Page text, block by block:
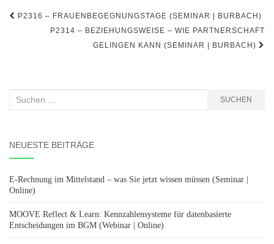
Beitragsnavigation
P2316 – FRAUENBEGEGNUNGSTAGE (SEMINAR | BURBACH)
P2314 – BEZIEHUNGSWEISE – WIE PARTNERSCHAFT
GELINGEN KANN (SEMINAR | BURBACH)
Suchen
SUCHEN
NEUESTE BEITRÄGE
E-Rechnung im Mittelstand – was Sie jetzt wissen müssen (Seminar |
Online)
MOOVE Reflect & Learn: Kennzahlensysteme für datenbasierte
Entscheidungen im BGM (Webinar | Online)